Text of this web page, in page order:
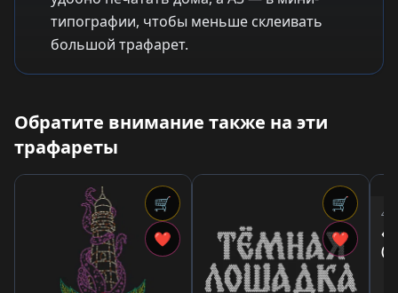
типографии, чтобы меньше склеивать
большой трафарет.
Обратите внимание также на эти
трафареты
🛒
❤
🛒
❤